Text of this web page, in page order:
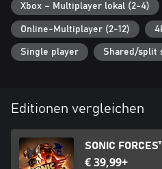
Xbox – Multiplayer lokal (2-4)
Online-Multiplayer (2-12)
Single player Shared/split
Editionen vergleichen
SONIC
€ 39,99+